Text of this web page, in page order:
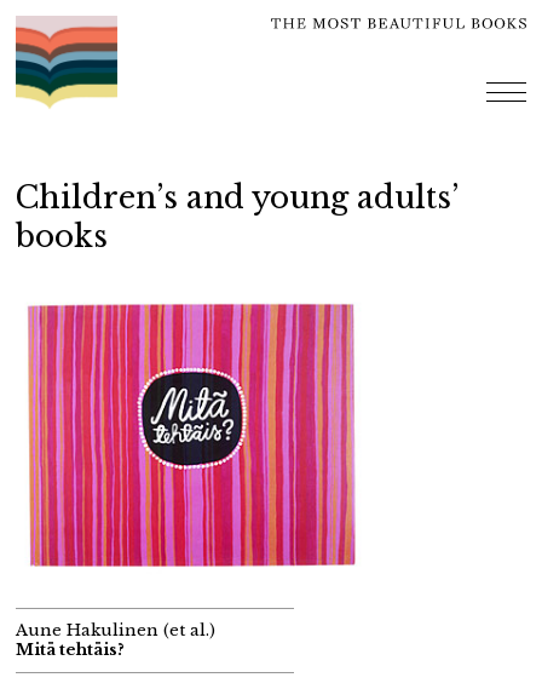
Skip
to
content
Children’s and young adults’
books
Aune Hakulinen (et al.)
Mitä tehtäis?